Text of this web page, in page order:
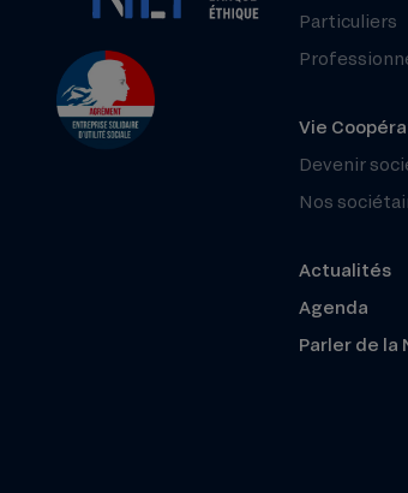
Particuliers
Vie
Devenir
Nos
Actualités
Agenda
Parler de la